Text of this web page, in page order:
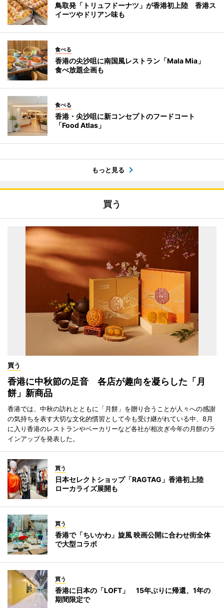
鳥取発「トリュフドーナツ」が香港初上陸 香港ス
イーツやドリアン味も
食べる
香港の尖沙咀に南国風レストラン「Mala Mia」
食べ放題企画も
食べる
香港・尖沙咀に新コンセプトのフードコート
「Food Atlas」
もっと見る
買う
買う
香港に中秋節の足音 各店が趣向を凝らした「月
餅」新商品
香港では、中秋の訪れとともに「月餅」を贈り合うことが人々への感謝
の気持ちを表す大切な文化的慣習として今も受け継がれている中、8月
に入り香港のレストランやベーカリーなど各社が相次ぎ今年の月餅のラ
インアップを発表した。
買う
日本セレクトショップ「RAGTAG」香港初上陸
ローカライズ展開も
買う
香港で「ちいかわ」旋風 映画公開に合わせ街全体
で大型コラボ
買う
香港に日本の「LOFT」 15年ぶりに帰還、1年の
期間限定で